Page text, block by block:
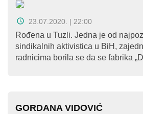
23.07.2020. | 22:00
Rođena u Tuzli. Jedna je od
sindikalnih aktivistica u BiH,
radnicima borila se da se fabrika
GORDANA VIDOVIĆ